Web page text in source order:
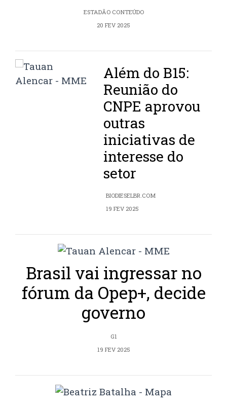
ESTADÃO CONTEÚDO
20 FEV 2025
Além do B15:
Reunião do
CNPE aprovou
outras
iniciativas de
interesse do
setor
BIODIESELBR.COM
19 FEV 2025
Brasil vai ingressar no
fórum da Opep+, decide
governo
G1
19 FEV 2025